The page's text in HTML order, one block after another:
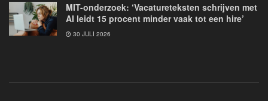
MIT-onderzoek: ‘Vacatureteksten schrijven met
AI leidt 15 procent minder vaak tot een hire’
30 JULI 2026